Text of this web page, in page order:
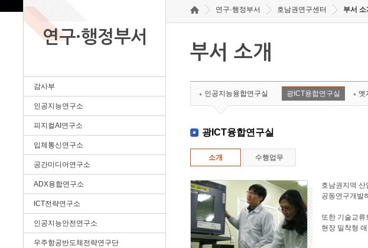
연구·행정부서
감사부
인공지능연구소
피지컬AI연구소
입체통신연구소
공간미디어연구소
ADX융합연구소
ICT전략연구소
인공지능안전연구소
우주항공반도체전략연구단
연구·행정부서 호남권연구센터 부서 소
부서 소개
인공지능융합연구실 광ICT융합연구실 엣
광ICT융합연구실
소개 수행업무
호남권지역
공동연구개발
또한 기술교
현장 밀착형